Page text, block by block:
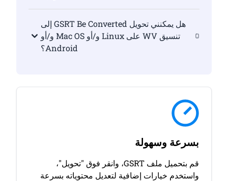
هل يمكنني تحويل GSRT Be Converted إلى
تنسيق WV على Linux و/أو Mac OS و/أو
Android؟
بسرعة وسهولة
قم بتحميل ملف GSRT، وانقر فوق "تحويل"،
واستخدم خيارات إضافية لتعديل محتوياته بسرعة